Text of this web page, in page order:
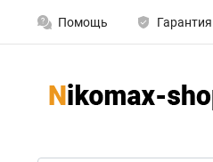
Помощь Гарантия